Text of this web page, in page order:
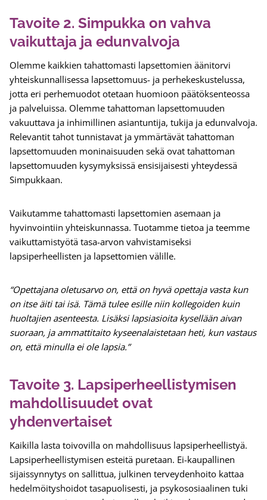
Tavoite 2. Simpukka on vahva
vaikuttaja ja edunvalvoja
Olemme kaikkien tahattomasti lapsettomien äänitorvi
yhteiskunnallisessa lapsettomuus- ja perhekeskustelussa,
jotta eri perhemuodot otetaan huomioon päätöksenteossa
ja palveluissa. Olemme tahattoman lapsettomuuden
vakuuttava ja inhimillinen asiantuntija, tukija ja edunvalvoja.
Relevantit tahot tunnistavat ja ymmärtävät tahattoman
lapsettomuuden moninaisuuden sekä ovat tahattoman
lapsettomuuden kysymyksissä ensisijaisesti yhteydessä
Simpukkaan.
Vaikutamme tahattomasti lapsettomien asemaan ja
hyvinvointiin yhteiskunnassa. Tuotamme tietoa ja teemme
vaikuttamistyötä tasa-arvon vahvistamiseksi
lapsiperheellisten ja lapsettomien välille.
“Opettajana oletusarvo on, että on hyvä opettaja vasta kun
on itse äiti tai isä. Tämä tulee esille niin kollegoiden kuin
huoltajien asenteesta. Lisäksi lapsiasioita kysellään aivan
suoraan, ja ammattitaito kyseenalaistetaan heti, kun vastaus
on, että minulla ei ole lapsia.”
Tavoite 3. Lapsiperheellistymisen
mahdollisuudet ovat
yhdenvertaiset
Kaikilla lasta toivovilla on mahdollisuus lapsiperheellistyä.
Lapsiperheellistymisen esteitä puretaan. Ei-kaupallinen
sijaissynnytys on sallittua, julkinen terveydenhoito kattaa
hedelmöityshoidot tasapuolisesti, ja psykososiaalinen tuki